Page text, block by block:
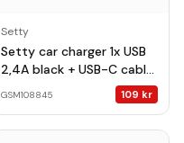
Setty
Setty car charger 1x USB
2,4A black + USB-C cable
GSM108845 109 kr